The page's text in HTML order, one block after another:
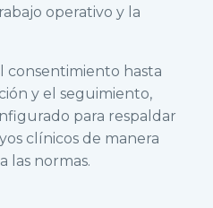
operativo y la
consentimiento hasta
y el seguimiento,
para respaldar
clínicos de manera
las normas.